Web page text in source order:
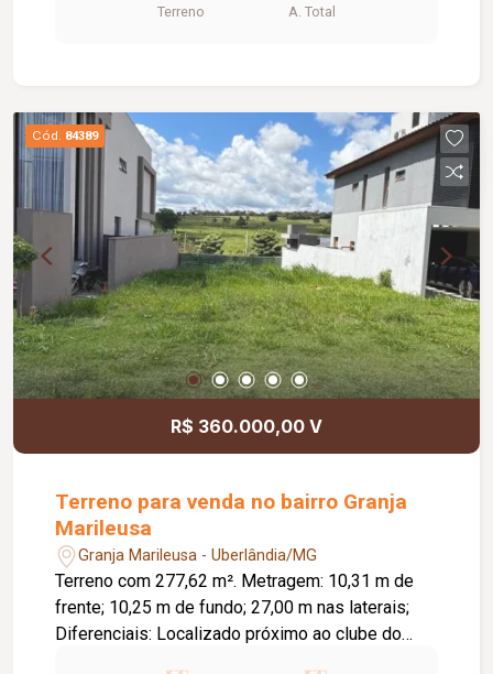
Terreno A. Total
Cód. 84389
R$ 360.000,00 V
Terreno para venda no bairro Granja
Marileusa
Granja Marileusa - Uberlândia/MG
Terreno com 277,62 m². Metragem: 10,31 m de
frente; 10,25 m de fundo; 27,00 m nas laterais;
Diferenciais: Localizado próximo ao clube do